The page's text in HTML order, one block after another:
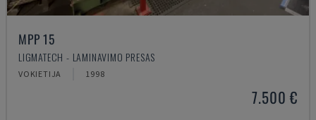
MPP 15
LIGMATECH - LAMINAVIMO PRESAS
VOKIETIJA 1998
7.500 €